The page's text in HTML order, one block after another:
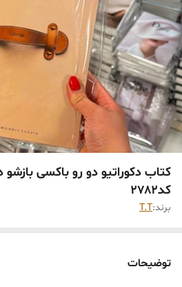
کتاب دکوراتیو دو رو باکسی
کد۲۷۸۲
برند:T.T
توضیحات